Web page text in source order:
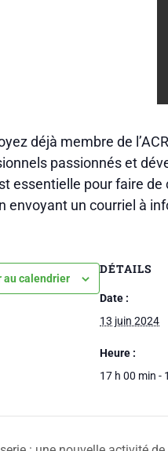
déjà membre de
passionnés et
essentielle pour faire
envoyant un courriel à
au calendrier
DÉTAILS
Date :
13 juin 2024
Heure :
17 h 00 min -